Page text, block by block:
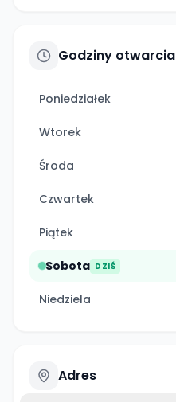
Godziny otwarcia
Poniedziałek
Wtorek
Środa
Czwartek
Piątek
Sobota DZIŚ
Niedziela
Adres